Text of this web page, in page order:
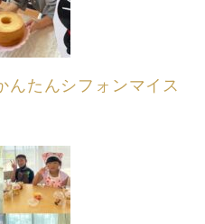
んたんシフォンマイス